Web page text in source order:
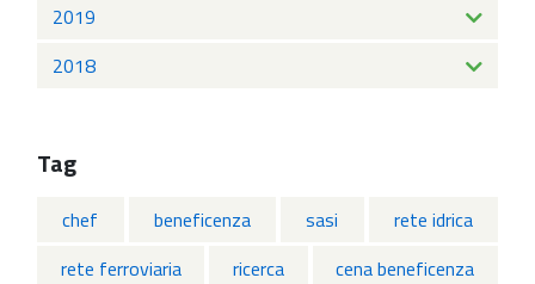
2019
2018
Tag
chef beneficenza sasi
rete idrica
rete ferroviaria
ricerca
cena beneficenza